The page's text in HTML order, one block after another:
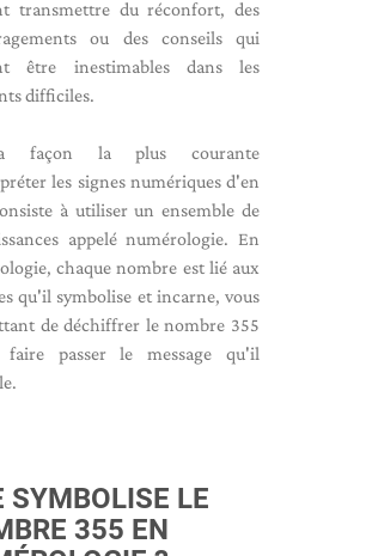
transmettre du réconfort, des
ou des conseils qui
être inestimables dans les
difficiles.
façon la plus courante
les signes numériques d'en
à utiliser un ensemble de
appelé numérologie. En
chaque nombre est lié aux
qu'il symbolise et incarne, vous
de déchiffrer le nombre 355
passer le message qu'il
SYMBOLISE LE
355 EN